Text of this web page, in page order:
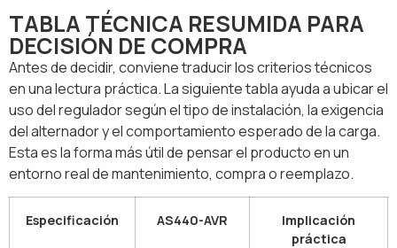
TABLA TÉCNICA RESUMIDA PARA
DECISIÓN DE COMPRA
Antes de decidir, conviene traducir los criterios técnicos
en una lectura práctica. La siguiente tabla ayuda a ubicar el
uso del regulador según el tipo de instalación, la exigencia
del alternador y el comportamiento esperado de la carga.
Esta es la forma más útil de pensar el producto en un
entorno real de mantenimiento, compra o reemplazo.
Especificación AS440-AVR
Implicación
práctica